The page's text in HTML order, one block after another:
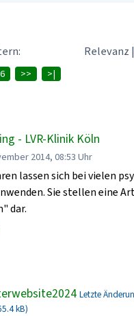
Relevanz |
6 >> >|
- LVR-Klinik Köln
2014, 08:53 Uhr
lassen sich bei vielen
Sie stellen eine
dar.
Letzte
kB)